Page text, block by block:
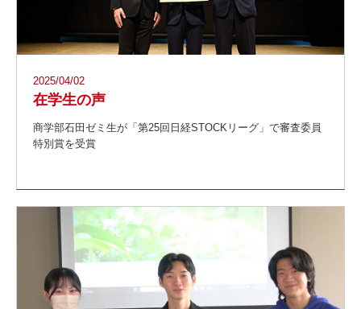
2025/04/02
在学生の声
商学部石田ゼミ生が「第25回日経STOCKリーグ」で審査委員
特別賞を受賞